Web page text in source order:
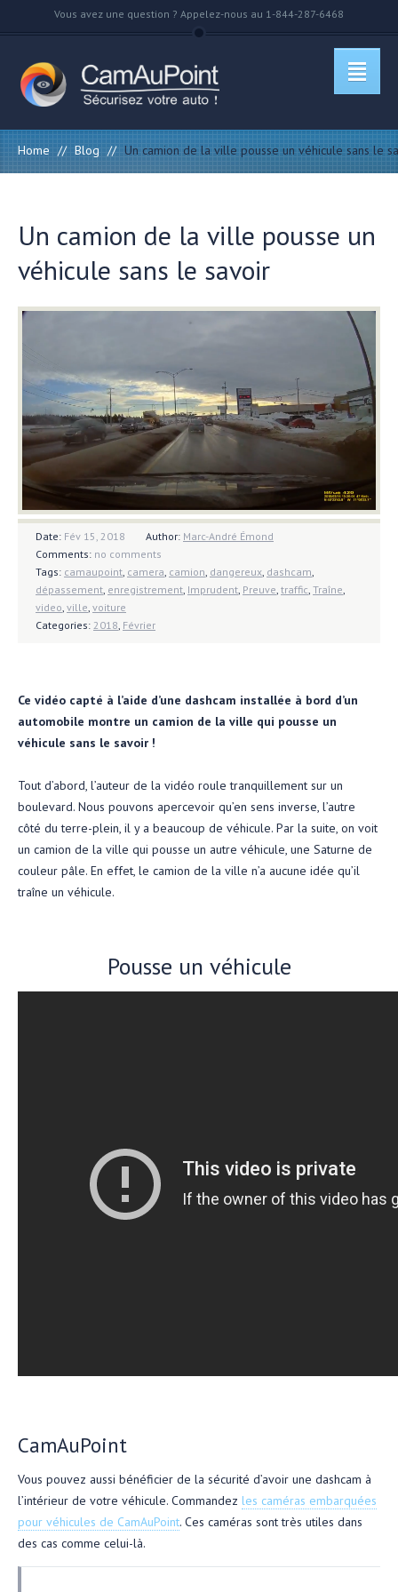
Vous avez une question ? Appelez-nous au 1-844-287-6468
Home // Blog // Un camion de la ville pousse un véhicule sans le
Un camion de la ville pousse un
véhicule sans le savoir
Date: Fév 15, 2018 Author: Marc-André Émond
Comments: no comments
Tags: camaupoint camera camion dangereux dashcam
dépassement enregistrement Imprudent Preuve traffic Traîne
video ville voiture
Categories: 2018 Février
Ce vidéo capté à l’aide d’une dashcam installée à bord d’un
automobile montre un camion de la ville qui pousse un
véhicule sans le savoir !
Tout d’abord, l’auteur de la vidéo roule tranquillement sur un
boulevard. Nous pouvons apercevoir qu’en sens inverse, l’autre
côté du terre-plein, il y a beaucoup de véhicule. Par la suite, on voit
un camion de la ville qui pousse un autre véhicule, une Saturne de
couleur pâle. En effet, le camion de la ville n’a aucune idée qu’il
traîne un véhicule.
Pousse un véhicule
CamAuPoint
Vous pouvez aussi bénéficier de la sécurité d’avoir une dashcam à
l’intérieur de votre véhicule. Commandez les caméras embarquées
pour véhicules de CamAuPoint. Ces caméras sont très utiles dans
des cas comme celui-là.